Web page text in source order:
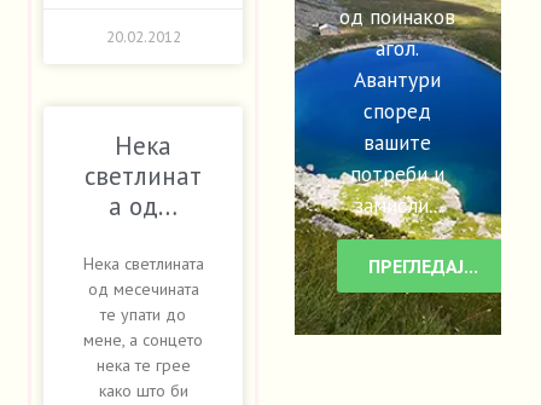
20.02.2012
Нека
светлинат
а од…
Нека светлината
од месечината
те упати до
мене, а сонцето
нека те грее
како што би
од поинаков
агол.
Авантури
според
вашите
потреби и
замисли...
ПРЕГЛЕДАЈ...